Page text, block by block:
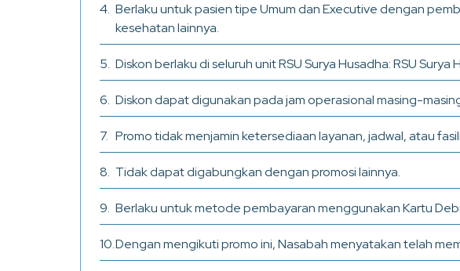
Berlaku untuk pasien tipe Umum dan Executive dengan
kesehatan lainnya.
Diskon berlaku di seluruh unit RSU Surya Husadha: RSU
Diskon dapat digunakan pada jam operasional masing-
Promo tidak menjamin ketersediaan layanan, jadwal, atau
Tidak dapat digabungkan dengan promosi lainnya.
Berlaku untuk metode pembayaran menggunakan Kartu
Dengan mengikuti promo ini, Nasabah menyatakan telah